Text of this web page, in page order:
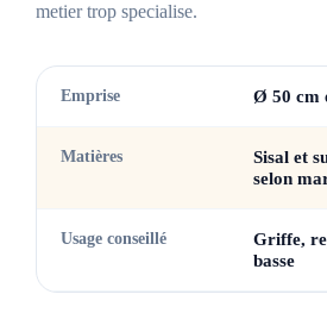
metier trop specialise.
Emprise Ø 50 cm
Matières
Sisal et
selon
Usage conseillé
Griffe,
basse